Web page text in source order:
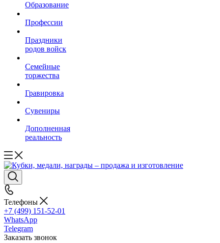
Образование
Профессии
Праздники
родов войск
Семейные
торжества
Гравировка
Сувениры
Дополненная
реальность
Телефоны
+7 (499) 151-52-01
WhatsApp
Telegram
Заказать звонок